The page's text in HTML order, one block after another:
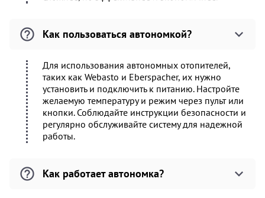
Как пользоваться автономкой?
Для использования автономных отопителей,
таких как Webasto и Eberspacher, их нужно
установить и подключить к питанию. Настройте
желаемую температуру и режим через пульт или
кнопки. Соблюдайте инструкции безопасности и
регулярно обслуживайте систему для надежной
работы.
Как работает автономка?